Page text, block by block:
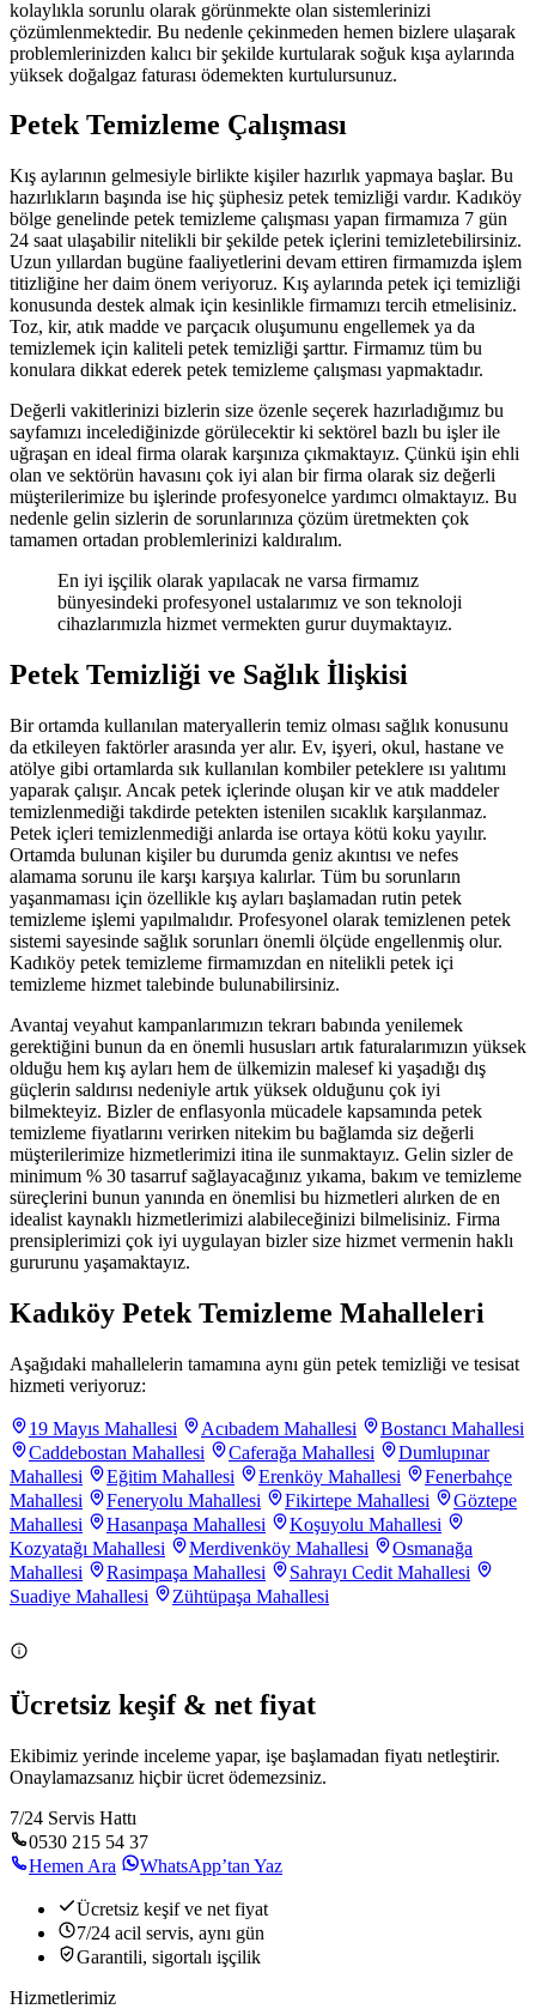
kolaylıkla sorunlu olarak görünmekte olan sistemlerinizi
çözümlenmektedir. Bu nedenle çekinmeden hemen bizlere ulaşarak
problemlerinizden kalıcı bir şekilde kurtularak soğuk kışa aylarında
yüksek doğalgaz faturası ödemekten kurtulursunuz.
Petek Temizleme Çalışması
Kış aylarının gelmesiyle birlikte kişiler hazırlık yapmaya başlar. Bu
hazırlıkların başında ise hiç şüphesiz petek temizliği vardır. Kadıköy
bölge genelinde petek temizleme çalışması yapan firmamıza 7 gün
24 saat ulaşabilir nitelikli bir şekilde petek içlerini temizletebilirsiniz.
Uzun yıllardan bugüne faaliyetlerini devam ettiren firmamızda işlem
titizliğine her daim önem veriyoruz. Kış aylarında petek içi temizliği
konusunda destek almak için kesinlikle firmamızı tercih etmelisiniz.
Toz, kir, atık madde ve parçacık oluşumunu engellemek ya da
temizlemek için kaliteli petek temizliği şarttır. Firmamız tüm bu
konulara dikkat ederek petek temizleme çalışması yapmaktadır.
Değerli vakitlerinizi bizlerin size özenle seçerek hazırladığımız bu
sayfamızı incelediğinizde görülecektir ki sektörel bazlı bu işler ile
uğraşan en ideal firma olarak karşınıza çıkmaktayız. Çünkü işin ehli
olan ve sektörün havasını çok iyi alan bir firma olarak siz değerli
müşterilerimize bu işlerinde profesyonelce yardımcı olmaktayız. Bu
nedenle gelin sizlerin de sorunlarınıza çözüm üretmekten çok
tamamen ortadan problemlerinizi kaldıralım.
En iyi işçilik olarak yapılacak ne varsa firmamız
bünyesindeki profesyonel ustalarımız ve son teknoloji
cihazlarımızla hizmet vermekten gurur duymaktayız.
Petek Temizliği ve Sağlıkİlişkisi
Bir ortamda kullanılan materyallerin temiz olması sağlık konusunu
da etkileyen faktörler arasında yer alır. Ev, işyeri, okul, hastane ve
atölye gibi ortamlarda sık kullanılan kombiler peteklere ısı yalıtımı
yaparak çalışır. Ancak petek içlerinde oluşan kir ve atık maddeler
temizlenmediği takdirde petekten istenilen sıcaklık karşılanmaz.
Petek içleri temizlenmediği anlarda ise ortaya kötü koku yayılır.
Ortamda bulunan kişiler bu durumda geniz akıntısı ve nefes
alamama sorunu ile karşı karşıya kalırlar. Tüm bu sorunların
yaşanmaması için özellikle kış ayları başlamadan rutin petek
temizleme işlemi yapılmalıdır. Profesyonel olarak temizlenen petek
sistemi sayesinde sağlık sorunları önemli ölçüde engellenmiş olur.
Kadıköy petek temizleme firmamızdan en nitelikli petek içi
temizleme hizmet talebinde bulunabilirsiniz.
Avantaj veyahut kampanlarımızın tekrarı babında yenilemek
gerektiğini bunun da en önemli hususları artık faturalarımızın yüksek
olduğu hem kış ayları hem de ülkemizin malesef ki yaşadığı dış
güçlerin saldırısı nedeniyle artık yüksek olduğunu çok iyi
bilmekteyiz. Bizler de enflasyonla mücadele kapsamında petek
temizleme fiyatlarını verirken nitekim bu bağlamda siz değerli
müşterilerimize hizmetlerimizi itina ile sunmaktayız. Gelin sizler de
minimum % 30 tasarruf sağlayacağınız yıkama, bakım ve temizleme
süreçlerini bunun yanında en önemlisi bu hizmetleri alırken de en
idealist kaynaklı hizmetlerimizi alabileceğinizi bilmelisiniz. Firma
prensiplerimizi çok iyi uygulayan bizler size hizmet vermenin haklı
gururunu yaşamaktayız.
Kadıköy Petek Temizleme Mahalleleri
Aşağıdaki mahallelerin tamamına aynı gün petek temizliği ve tesisat
hizmeti veriyoruz:
19 Mayıs Mahallesi Acıbadem Mahallesi
Bostancı Mahallesi
Caddebostan Mahallesi
Caferağa Mahallesi
Dumlupınar
Mahallesi
Eğitim Mahallesi Erenköy Mahallesi
Fenerbahçe
Mahallesi
Feneryolu Mahallesi Fikirtepe Mahallesi
Göztepe
Mahallesi
Hasanpaşa Mahallesi
Koşuyolu Mahallesi
Kozyatağı Mahallesi
Merdivenköy Mahallesi
Osmanağa
Mahallesi
Rasimpaşa Mahallesi
Sahrayı Cedit Mahallesi
Suadiye Mahallesi
Zühtüpaşa Mahallesi
Ücretsiz keşif & net fiyat
Ekibimiz yerinde inceleme yapar, işe başlamadan fiyatı netleştirir.
Onaylamazsanız hiçbir ücret ödemezsiniz.
7/24 Servis Hattı
0530 215 54 37
Hemen Ara
WhatsApp’tan Yaz
Ücretsiz keşif ve net fiyat
7/24 acil servis, aynı gün
Garantili, sigortalı işçilik
Hizmetlerimiz